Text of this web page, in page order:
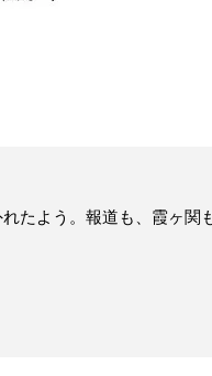
たよう。報道も、霞ヶ関